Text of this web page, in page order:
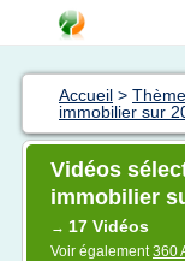
Accueil >
immobilier sur
Vidéos
immobilier
→ 17 Vidéos
Voir également360